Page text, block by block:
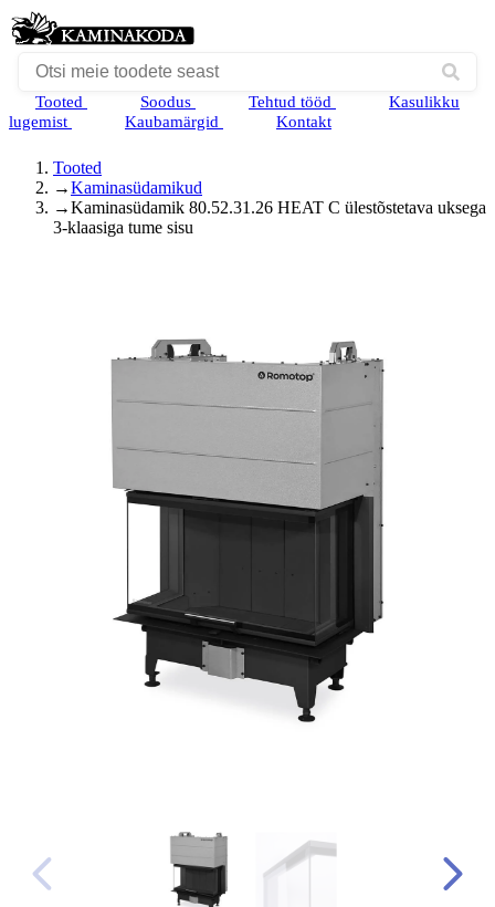
Tooted Soodus Tehtud tööd
Kasulikku
lugemist
Kaubamärgid Kontakt
Tooted
→Kaminasüdamikud
→Kaminasüdamik 80.52.31.26 HEAT C ülestõstetava uksega
3-klaasiga tume sisu